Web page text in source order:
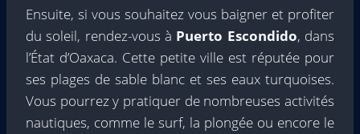
Ensuite, si vous souhaitez vous baigner et profiter
du soleil, rendez-vous à Puerto Escondido, dans
l’État d’Oaxaca. Cette petite ville est réputée pour
ses plages de sable blanc et ses eaux turquoises.
Vous pourrez y pratiquer de nombreuses activités
nautiques, comme le surf, la plongée ou encore le